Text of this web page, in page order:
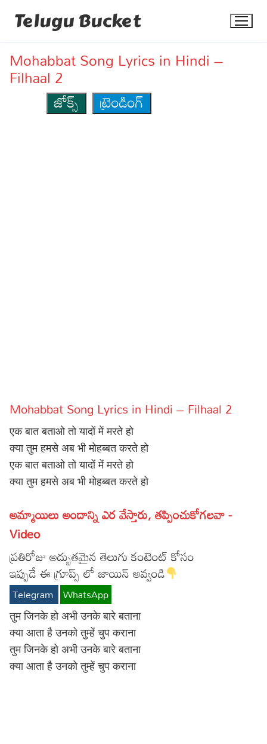
Telugu Bucket
Articles
Facts
Devotional
Hinduism
Lyrics in Hindi – Devotional Songs
Lyrics in Hindi – Movie Songs
Tamil
Lyrics in Tamil – Devotional Songs
Lyrics in Tamil – Movie Songs
Kannada
Lyrics in Kannada – Movie Songs
Mohabbat Song Lyrics in Hindi –
Filhaal 2
జోక్స్
ట్రెండింగ్
Mohabbat Song Lyrics in Hindi – Filhaal 2
एक बात बताओ तो यादों में मरते हो
क्या तुम हमसे अब भी मोहब्बत करते हो
एक बात बताओ तो यादों में मरते हो
क्या तुम हमसे अब भी मोहब्बत करते हो
అమ్మాయిలు అందాన్ని ఎర వేస్తారు, తప్పించుకోగలవా -
Video
ప్రతిరోజు అద్బుతమైన తెలుగు కంటెంట్ కోసం
ఇప్పుడే ఈ గ్రూప్స్ లో జాయిన్ అవ్వండి
Telegram WhatsApp
तुम जिनके हो अभी उनके बारे बताना
क्या आता है उनको तुम्हें चुप कराना
तुम जिनके हो अभी उनके बारे बताना
क्या आता है उनको तुम्हें चुप कराना